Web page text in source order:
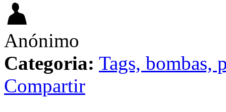
Anónimo
Categoria: Tags, bombas,
Compartir